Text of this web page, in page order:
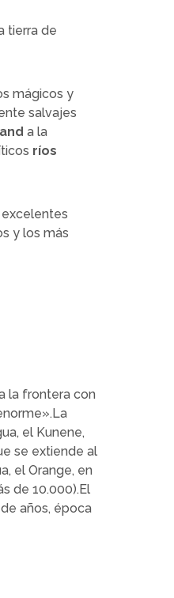
tierra de
mágicos y
salvajes
a la
ríos
y los más
la frontera con
el Kunene,
se extiende al
el Orange, en
de 10.000).El
años, época